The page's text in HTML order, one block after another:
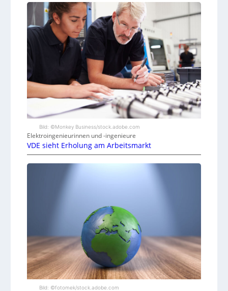
Bild: ©Monkey Business/stock.adobe.com
Elektroingenieurinnen und -ingenieure
VDE sieht Erholung am Arbeitsmarkt
Bild: ©fotomek/stock.adobe.com